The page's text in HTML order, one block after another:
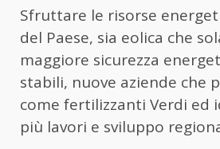
Sfruttare le risorse
del Paese, sia eolica che
maggiore sicurezza
stabili, nuove aziende che
come fertilizzanti Verdi ed
più lavori e sviluppo